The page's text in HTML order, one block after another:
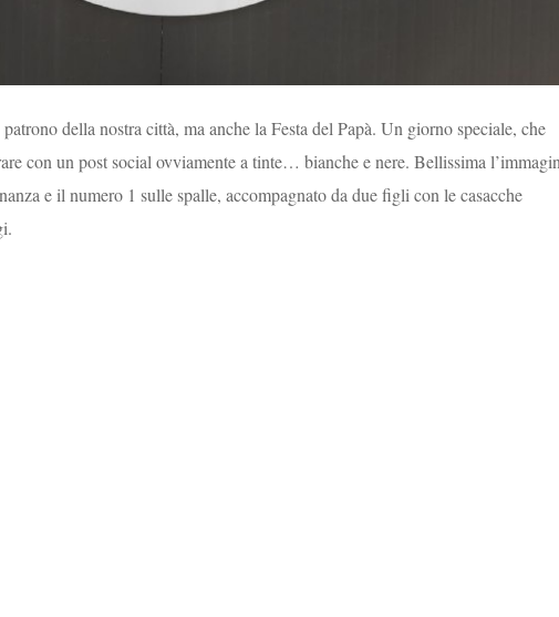
della nostra città, ma anche la Festa del Papà. Un giorno speciale, che
con un post social ovviamente a tinte… bianche e nere. Bellissima
e il numero 1 sulle spalle, accompagnato da due figli con le casacche